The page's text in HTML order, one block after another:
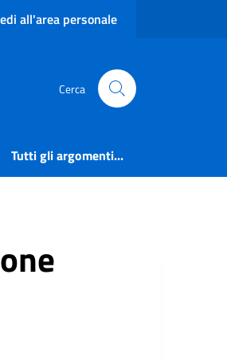
all'area personale
Cerca
Tutti gli argomenti...